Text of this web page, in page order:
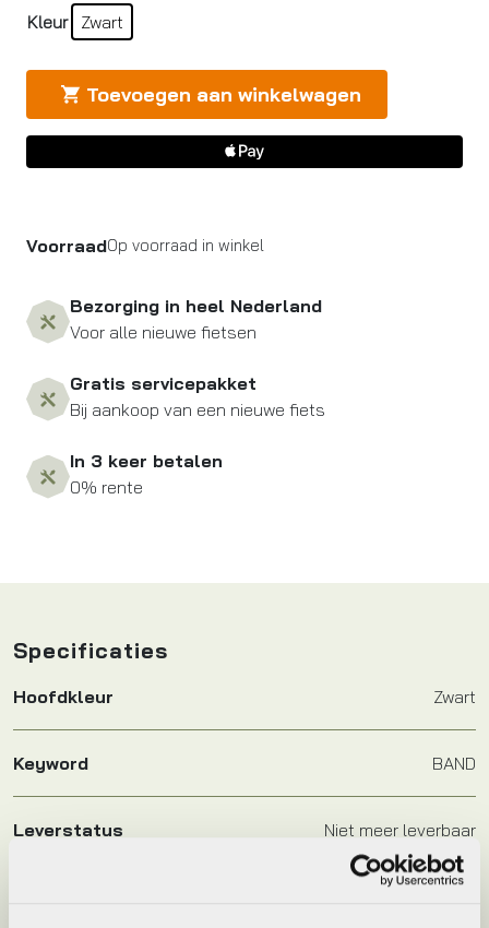
Kleur Zwart
Toevoegen aan winkelwagen
VoorraadOp voorraad in winkel
Bezorging in heel Nederland
Voor alle nieuwe fietsen
Gratis servicepakket
Bij aankoop van een nieuwe fiets
In 3 keer betalen
0% rente
Specificaties
Hoofdkleur Zwart
Keyword BAND
Leverstatus Niet meer leverbaar